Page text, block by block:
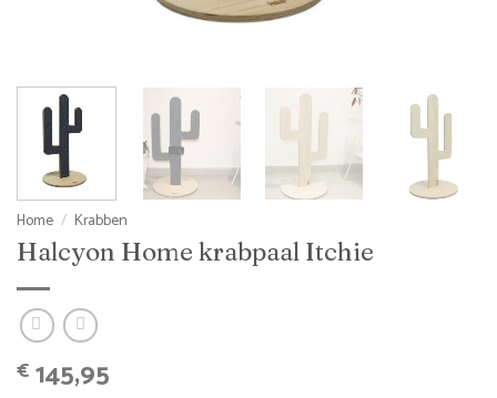
Home / Krabben
Halcyon Home krabpaal Itchie
€ 145,95